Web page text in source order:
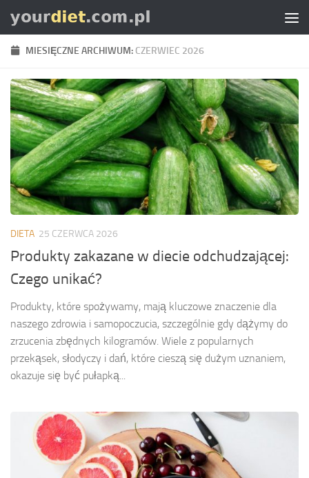
Skip to content
MIESIĘCZNE ARCHIWUM: CZERWIEC 2026
DIETA 25 CZERWCA 2026
Produkty zakazane w diecie odchudzającej:
Czego unikać?
Produkty, które spożywamy, mają kluczowe znaczenie dla
naszego zdrowia i samopoczucia, szczególnie gdy dążymy do
zrzucenia zbędnych kilogramów. Wiele z popularnych
przekąsek, słodyczy i dań, które cieszą się dużym uznaniem,
okazuje się być pułapką...